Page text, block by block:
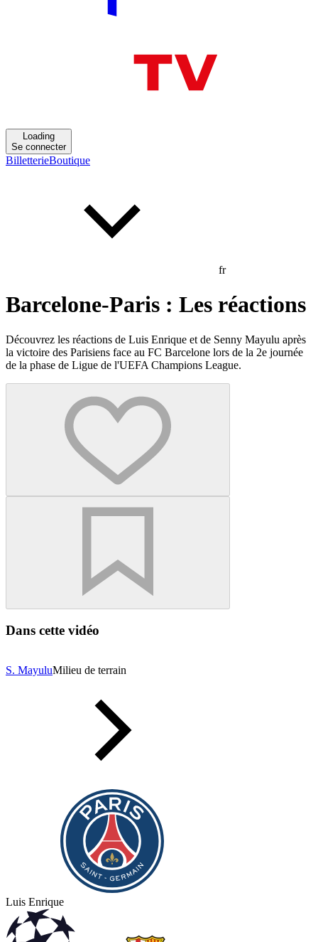
Loading
Se connecter
BilletterieBoutique
fr
Barcelone-Paris : Les réactions
Découvrez les réactions de Luis Enrique et de Senny Mayulu après
la victoire des Parisiens face au FC Barcelone lors de la 2e journée
de la phase de Ligue de l'UEFA Champions League.
Dans cette vidéo
S. MayuluMilieu de terrain
Luis Enrique